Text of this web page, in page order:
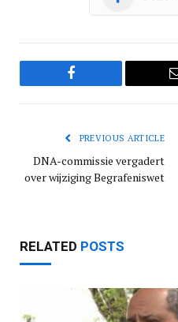
Facebook
PREVIOUS ARTICLE
DNA-commissie vergadert
over wijziging Begrafeniswet
RELATED POSTS